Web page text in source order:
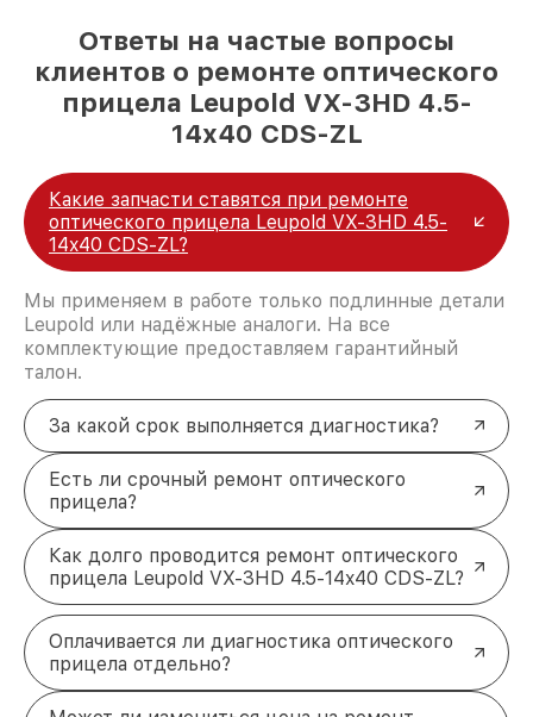
Ответы на частые вопросы
клиентов о ремонте оптического
прицела Leupold VX-3HD 4.5-
14x40 CDS-ZL
Какие запчасти ставятся при ремонте
оптического прицела Leupold VX-3HD 4.5-
14x40 CDS-ZL?
Мы применяем в работе только подлинные детали
Leupold или надёжные аналоги. На все
комплектующие предоставляем гарантийный
талон.
За какой срок выполняется диагностика?
Есть ли срочный ремонт оптического
прицела?
Как долго проводится ремонт оптического
прицела Leupold VX-3HD 4.5-14x40 CDS-ZL?
Оплачивается ли диагностика оптического
прицела отдельно?